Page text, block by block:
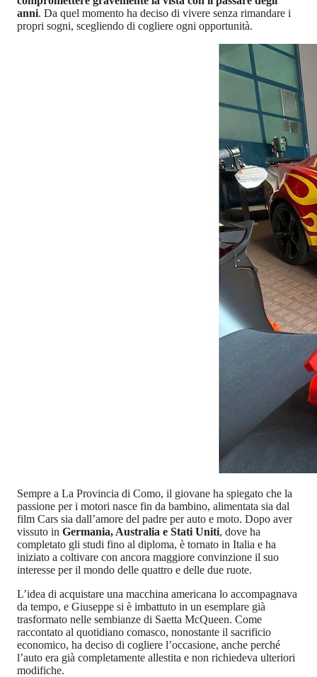
anni. Da quel momento ha deciso di vivere senza rimandare i
propri sogni, scegliendo di cogliere ogni opportunità.
Sempre a La Provincia di Como, il giovane ha spiegato che la
passione per i motori nasce fin da bambino, alimentata sia dal
film Cars sia dall’amore del padre per auto e moto. Dopo aver
vissuto in Germania, Australia e Stati Uniti, dove ha
completato gli studi fino al diploma, è tornato in Italia e ha
iniziato a coltivare con ancora maggiore convinzione il suo
interesse per il mondo delle quattro e delle due ruote.
L’idea di acquistare una macchina americana lo accompagnava
da tempo, e Giuseppe si è imbattuto in un esemplare già
trasformato nelle sembianze di Saetta McQueen. Come
raccontato al quotidiano comasco, nonostante il sacrificio
economico, ha deciso di cogliere l’occasione, anche perché
l’auto era già completamente allestita e non richiedeva ulteriori
modifiche.